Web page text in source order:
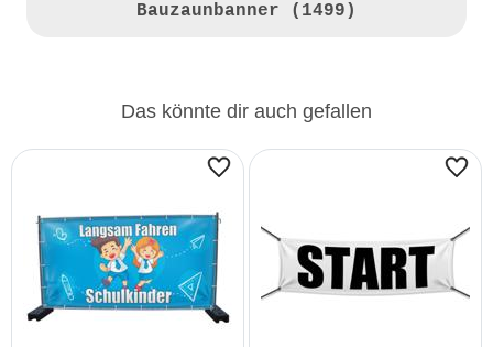
Bauzaunbanner (1499)
Das könnte dir auch gefallen